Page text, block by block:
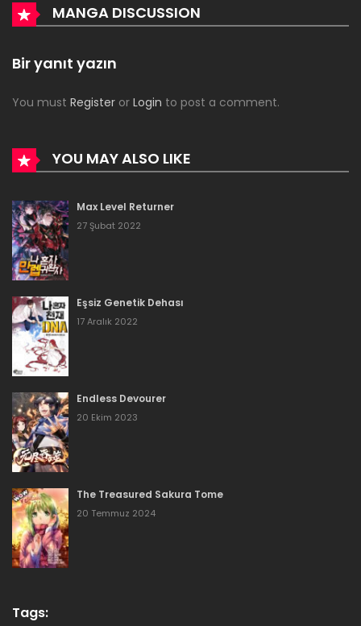
2 Mart 2022
2 Mart 2022
2 Mart 2022
Bölüm 80
2 Mart 2022
Bölüm 79
2 Mart 2022
2 Mart 2022
Bölüm 77
2 Mart 2022
Bölüm 76
2 Mart 2022
2 Mart 2022
MANGA DISCUSSION
Bir yanıt yazın
You must Register or Login to post a comment.
YOU MAY ALSO LIKE
Max Level Returner
27 Şubat 2022
Eşsiz Genetik Dehası
17 Aralık 2022
Endless Devourer
20 Ekim 2023
The Treasured Sakura Tome
20 Temmuz 2024
Tags: